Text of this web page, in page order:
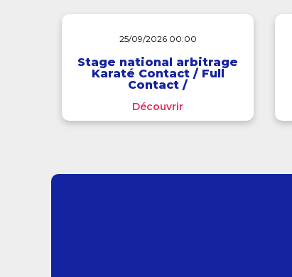
25/09/2026 00:00
Stage national arbitrage
Karaté Contact / Full
Contact /
Découvrir